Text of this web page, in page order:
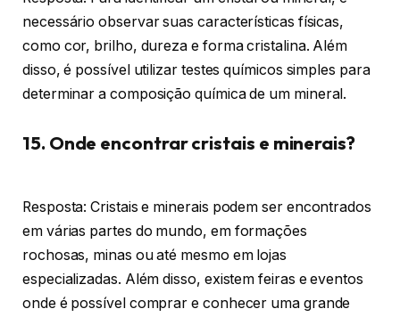
necessário observar suas características físicas,
como cor, brilho, dureza e forma cristalina. Além
disso, é possível utilizar testes químicos simples para
determinar a composição química de um mineral.
15. Onde encontrar cristais e minerais?
Resposta: Cristais e minerais podem ser encontrados
em várias partes do mundo, em formações
rochosas, minas ou até mesmo em lojas
especializadas. Além disso, existem feiras e eventos
onde é possível comprar e conhecer uma grande